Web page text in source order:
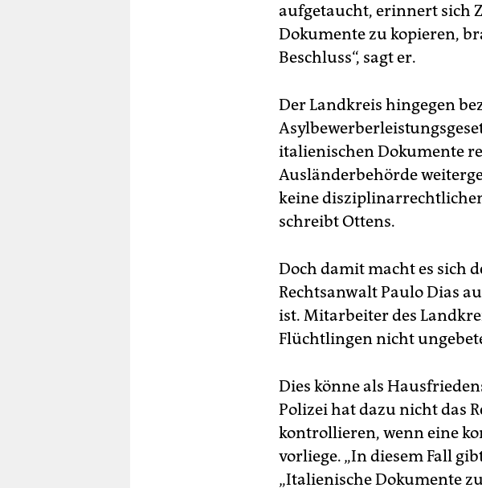
aufgetaucht, erinnert sich
Dokumente zu kopieren,
Beschluss“, sagt er.
Der Landkreis hingegen
italienischen Dokumente
Ausländerbehörde
keine
schreibt Ottens.
Doch damit macht es sich
Rechtsanwalt Paulo Dias
ist. Mitarbeiter des
Flüchtlingen nicht
Dies könne als
Polizei hat dazu nicht das
kontrollieren, wenn eine
vorliege. „In diesem Fall
„Italienische Dokumente